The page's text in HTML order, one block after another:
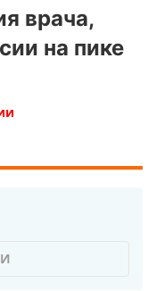
врача,
на пике